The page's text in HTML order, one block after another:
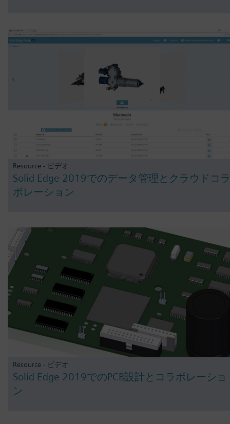
Resource - ビデオ
Solid Edge 2019でのデータ管理とクラウドコラ
ボレーション
Resource - ビデオ
Solid Edge 2019でのPCB設計とコラボレーショ
ン